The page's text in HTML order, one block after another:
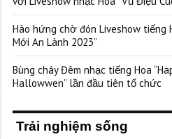
Hào hứng chờ đón Liveshow tiếng
Mới An Lành 2023”
Bùng cháy Đêm nhạc tiếng Hoa
Hallowwen” lần đầu tiên tổ chức
Trải nghiệm sống